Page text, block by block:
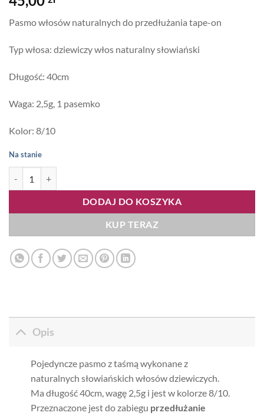
Pasmo włosów naturalnych do przedłużania tape-on
Typ włosa: dziewiczy włos naturalny słowiański
Długość: 40cm
Waga: 2,5g, 1 pasemko
Kolor: 8/10
Na stanie
DODAJ DO KOSZYKA
KUP TERAZ
Opis
Pojedyncze pasmo z taśmą wykonane z
naturalnych słowiańskich włosów dziewiczych.
Ma długość 40cm, wagę 2,5g i jest w kolorze 8/10.
Przeznaczone jest do zabiegu przedłużanie